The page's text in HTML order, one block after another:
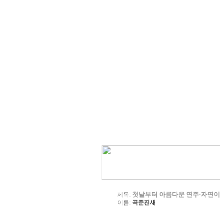
제목: 첫날부터 아름다운 연주·자연
이름: 곡준진새